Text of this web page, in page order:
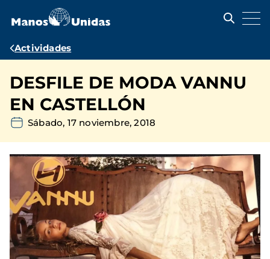
contenido
Ruta
navegación
Actividades
DESFILE DE MODA VANNU
EN CASTELLÓN
Sábado, 17 noviembre, 2018